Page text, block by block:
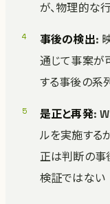
が、物理的な
事後の検出:
通じて事案が
する事後の系
是正と再発:
ルを実施する
正は判断の事
検証ではない